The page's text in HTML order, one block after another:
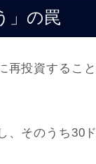
」の罠
投資するこ
、そのうち30